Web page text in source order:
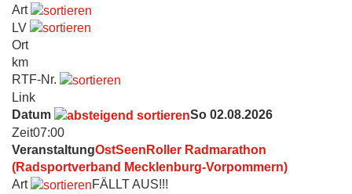
Art
LV
Ort
km
RTF-Nr.
Link
Datum
So 02.08.2026
Zeit07:00
VeranstaltungOstSeenRoller Radmarathon
(Radsportverband Mecklenburg-Vorpommern)
Art
FÄLLT AUS!!!